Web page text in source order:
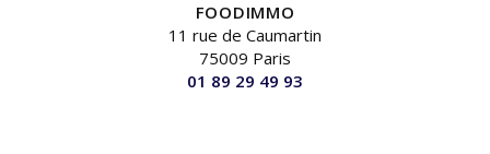
FOODIMMO
11 rue de Caumartin
75009 Paris
01 89 29 49 93